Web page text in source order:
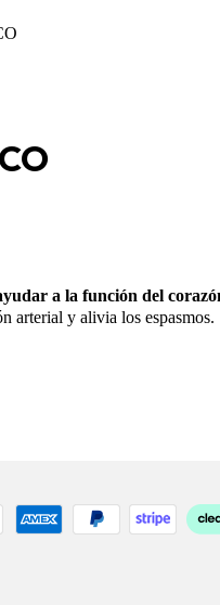
a la función del
arterial y alivia los espasmos.